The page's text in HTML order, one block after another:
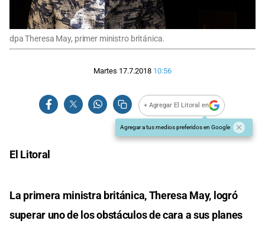
dpa Theresa May, primer ministro británica.
Martes 17.7.2018 10:56
+ Agregar El Litoral en
Agregar a tus medios preferidos en Google
El Litoral
La primera ministra británica, Theresa May, logró
superar uno de los obstáculos de cara a sus planes